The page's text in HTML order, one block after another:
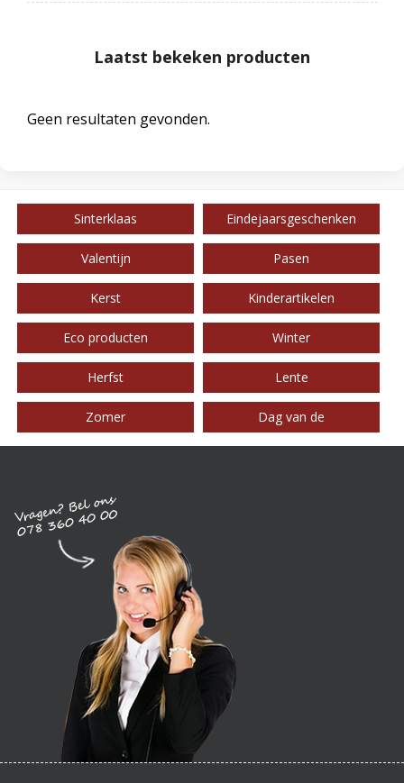
Laatst bekeken producten
Geen resultaten gevonden.
Sinterklaas Eindejaarsgeschenken
Valentijn Pasen
Kerst Kinderartikelen
Eco producten Winter
Herfst Lente
Zomer Dag van de